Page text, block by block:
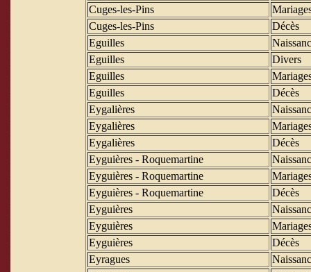
Cuges-les-Pins
Cuges-les-Pins
Décès
Eguilles
Eguilles
Divers
Eguilles
Eguilles
Décès
Eygalières
Eygalières
Eygalières
Décès
Eyguières - Roquemartine
Eyguières - Roquemartine
Eyguières - Roquemartine
Décès
Eyguières
Eyguières
Eyguières
Décès
Eyragues